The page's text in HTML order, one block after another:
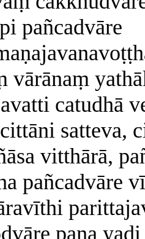
pañcadvāre
vārānaṃ
catudhā
satteva,
vitthārā,
pañcadvāre
pana